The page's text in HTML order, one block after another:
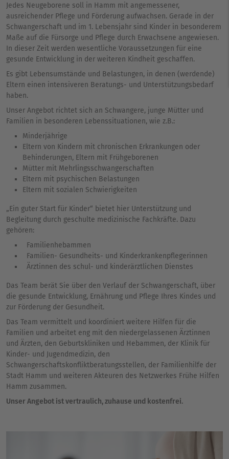
Jedes Neugeborene soll in Hamm mit angemessener,
ausreichender Pflege und Förderung aufwachsen. Gerade in der
Schwangerschaft und im 1. Lebensjahr sind Kinder in besonderem
Maße auf die Fürsorge und Pflege durch Erwachsene angewiesen.
In dieser Zeit werden wesentliche Voraussetzungen für eine
gesunde Entwicklung in der weiteren Kindheit geschaffen.
Es gibt Lebensumstände und Belastungen, in denen (werdende)
Eltern einen intensiveren Beratungs- und Unterstützungsbedarf
haben.
Unser Angebot richtet sich an Schwangere, junge Mütter und
Familien in besonderen Lebenssituationen, wie z.B.:
Minderjährige
Eltern von Kindern mit chronischen Erkrankungen oder
Behinderungen, Eltern mit Frühgeborenen
Mütter mit Mehrlingsschwangerschaften
Eltern mit psychischen Belastungen
Eltern mit sozialen Schwierigkeiten
„Ein guter Start für Kinder“ bietet hier Unterstützung und
Begleitung durch geschulte medizinische Fachkräfte. Dazu
gehören:
Familienhebammen
Familien- Gesundheits- und Kinderkrankenpflegerinnen
Ärztinnen des schul- und kinderärztlichen Dienstes
Das Team berät Sie über den Verlauf der Schwangerschaft, über
die gesunde Entwicklung, Ernährung und Pflege Ihres Kindes und
zur Förderung der Gesundheit.
Das Team vermittelt und koordiniert weitere Hilfen für die
Familien und arbeitet eng mit den niedergelassenen Ärztinnen
und Ärzten, den Geburtskliniken und Hebammen, der Klinik für
Kinder- und Jugendmedizin, den
Schwangerschaftskonfliktberatungsstellen, der Familienhilfe der
Stadt Hamm und weiteren Akteuren des Netzwerkes Frühe Hilfen
Hamm zusammen.
Unser Angebot ist vertraulich, zuhause und kostenfrei.